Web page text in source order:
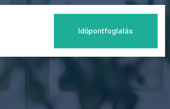
Időpontfoglalás